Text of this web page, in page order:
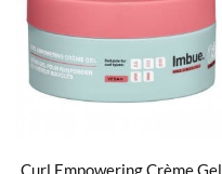
Curl Empowering Crème Gel